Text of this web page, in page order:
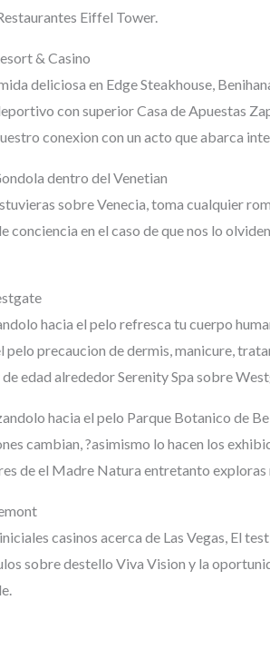
Eiffel Tower.
& Casino
deliciosa en Edge Steakhouse,
con superior Casa de Apuestas
conexion con un acto que abarca
dentro del Venetian
sobre Venecia, toma cualquier
conciencia en el caso de que nos lo
hacia el pelo refresca tu cuerpo
pelo precaucion de dermis, manicure,
edad alrededor Serenity Spa sobre
hacia el pelo Parque Botanico de
cambian, ?asimismo lo hacen los
de el Madre Natura entretanto
casinos acerca de Las Vegas, El
sobre destello Viva Vision y la